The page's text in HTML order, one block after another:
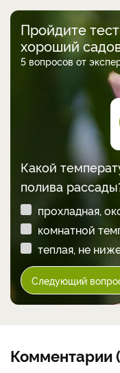
Пройдите
хороший
5 вопросов от
Какой
полива
прохладная,
комнатной
теплая, не
Следующий
Комментарии